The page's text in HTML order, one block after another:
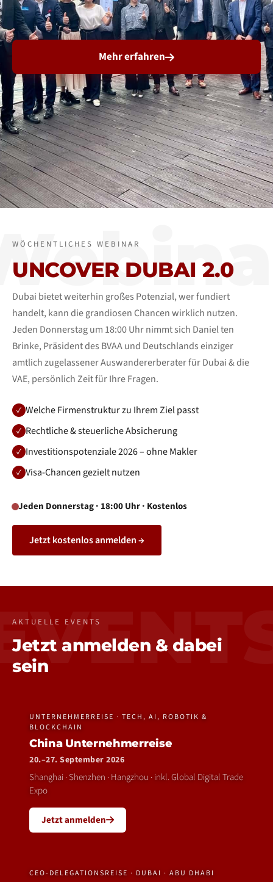
Mehr erfahren
WÖCHENTLICHES WEBINAR
UNCOVER DUBAI 2.0
Dubai bietet weiterhin großes Potenzial, wer fundiert
handelt, kann die grandiosen Chancen wirklich nutzen.
Jeden Donnerstag um 18:00 Uhr nimmt sich Daniel ten
Brinke, Präsident des BVAA und Deutschlands einziger
amtlich zugelassener Auswandererberater für Dubai & die
VAE, persönlich Zeit für Ihre Fragen.
Welche Firmenstruktur zu Ihrem Ziel passt
Rechtliche & steuerliche Absicherung
Investitionspotenziale 2026 – ohne Makler
Visa-Chancen gezielt nutzen
Jeden Donnerstag · 18:00 Uhr · Kostenlos
Jetzt kostenlos anmelden →
AKTUELLE EVENTS
Jetzt anmelden & dabei
sein
UNTERNEHMERREISE · TECH, AI, ROBOTIK &
BLOCKCHAIN
China Unternehmerreise
20.–27. September 2026
Shanghai · Shenzhen · Hangzhou · inkl. Global Digital Trade
Expo
Jetzt anmelden
CEO-DELEGATIONSREISE · DUBAI · ABU DHABI